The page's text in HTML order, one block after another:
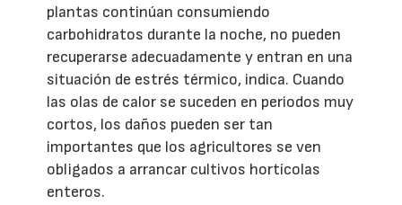
plantas continúan consumiendo
carbohidratos durante la noche, no pueden
recuperarse adecuadamente y entran en una
situación de estrés térmico, indica. Cuando
las olas de calor se suceden en periodos muy
cortos, los daños pueden ser tan
importantes que los agricultores se ven
obligados a arrancar cultivos hortícolas
enteros.